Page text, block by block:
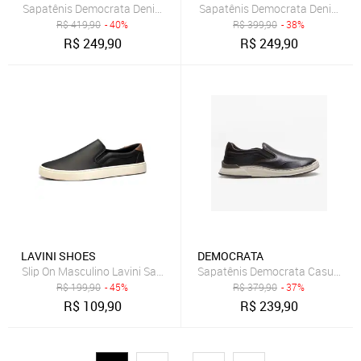
Sapatênis Democrata Denim Joe Ultra Light Masculino Branco
R$419,90 - 40%
R$249,90
Sapatênis Democrata Denim
R$399,90 - 38%
R$249,90
LAVINI SHOES
Slip On Masculino Lavini Sapatênis Casual Preto
R$199,90 - 45%
R$ 109,90
DEMOCRATA
Sapatênis Democrata Casual
R$379,90 - 37%
R$239,90